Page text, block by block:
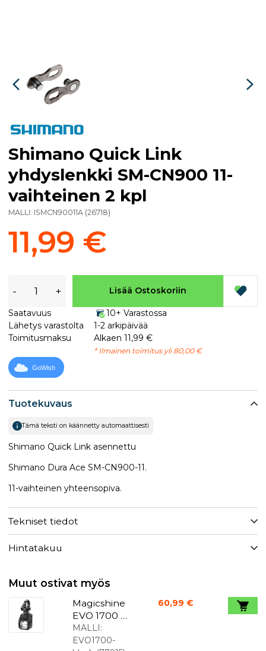
Tuotekuvaus
Tämä teksti on käännetty automaattisesti
Shimano Quick Link asennettu
Shimano Dura Ace SM-CN900-11.
11-vaihteinen yhteensopiva.
Tekniset tiedot
Hintatakuu
Shimano Quick Link
yhdyslenkki SM-CN900 11-
vaihteinen 2 kpl
MALLI: ISMCN90011A (26718)
11,99 €
- + Lisää Ostoskoriin
Saatavuus
10+ Varastossa
Lähetys varastolta
1-2 arkipäivää
Toimitusmaksu
Alkaen 11,99 €
* Ilmainen toimitus yli 80,00 €
GoWish
Muut ostivat myös
Magicshine
EVO 1700 -
polkupyörä
n valo
MALLI:
EVO1700-
60,99 €